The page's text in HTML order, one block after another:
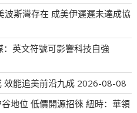
斯灣存在 成美伊遲遲未達成協
英文符號可影響科技自強
效能追美前沿九成 2026-08-08
地位 低價開源招徠 紐時：華領